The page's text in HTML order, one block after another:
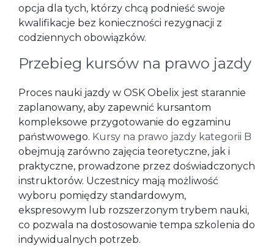
opcja dla tych, którzy chcą podnieść swoje
kwalifikacje bez konieczności rezygnacji z
codziennych obowiązków.
Przebieg kursów na prawo jazdy
Proces nauki jazdy w OSK Obelix jest starannie
zaplanowany, aby zapewnić kursantom
kompleksowe przygotowanie do egzaminu
państwowego. Kursy na prawo jazdy kategorii B
obejmują zarówno zajęcia teoretyczne, jak i
praktyczne, prowadzone przez doświadczonych
instruktorów. Uczestnicy mają możliwość
wyboru pomiędzy standardowym,
ekspresowym lub rozszerzonym trybem nauki,
co pozwala na dostosowanie tempa szkolenia do
indywidualnych potrzeb.